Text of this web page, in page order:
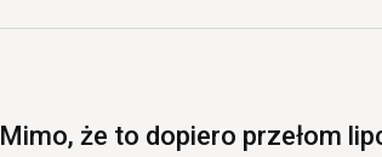
Mimo, że to dopiero przełom